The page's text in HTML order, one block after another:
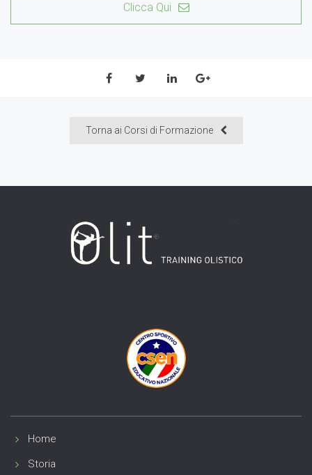
Clicca Qui
Torna ai Corsi di Formazione
Home
Storia